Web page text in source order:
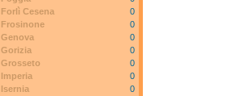
Forlì Cesena
0
Frosinone
0
Genova
0
Gorizia
0
Grosseto
0
Imperia
0
Isernia
0